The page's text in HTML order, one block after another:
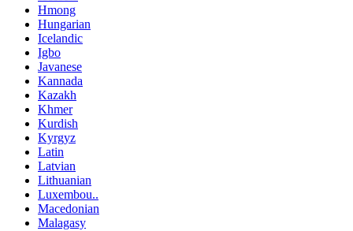
Hmong
Hungarian
Icelandic
Igbo
Javanese
Kannada
Kazakh
Khmer
Kurdish
Kyrgyz
Latin
Latvian
Lithuanian
Luxembou..
Macedonian
Malagasy